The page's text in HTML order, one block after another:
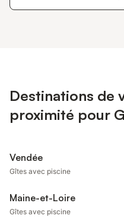
Destinations de
proximité pour
Vendée
Gîtes avec piscine
Maine-et-Loire
Gîtes avec piscine